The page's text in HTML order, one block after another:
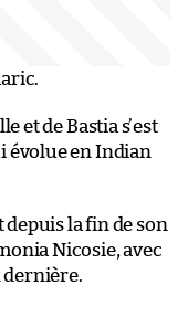
et de Bastia s’est
évolue en Indian
la fin de son
Nicosie, avec
dernière.